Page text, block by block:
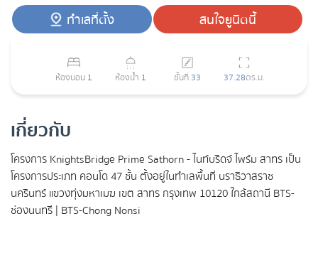
ทำเลที่ตั้ง สนใจยูนิตนี้
ห้องนอน 1 ห้องน้ำ 1 ชั้นที่ 33 37.28ตร.ม.
เกี่ยวกับ
โครงการ KnightsBridge Prime Sathorn - ไนท์บริดจ์ ไพร์ม สาทร เป็น
โครงการประเภท คอนโด 47 ชั้น ตั้งอยู่ในทำเลพื้นที่ นราธิวาสราช
นครินทร์ แขวงทุ่งมหาเมฆ เขต สาทร กรุงเทพ 10120 ใกล้สถานี BTS-
ช่องนนทรี | BTS-Chong Nonsi